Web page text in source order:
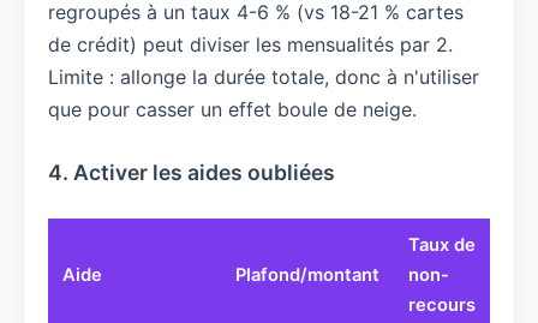
regroupés à un taux 4-6 % (vs 18-21 % cartes
de crédit) peut diviser les mensualités par 2.
Limite : allonge la durée totale, donc à n'utiliser
que pour casser un effet boule de neige.
4. Activer les aides oubliées
Aide Plafond/montant
Taux de
non-
recours